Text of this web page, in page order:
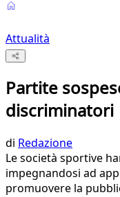
Attualità
Partite
discriminatori
di Redazione
Le società sportive
impegnandosi ad
promuovere la